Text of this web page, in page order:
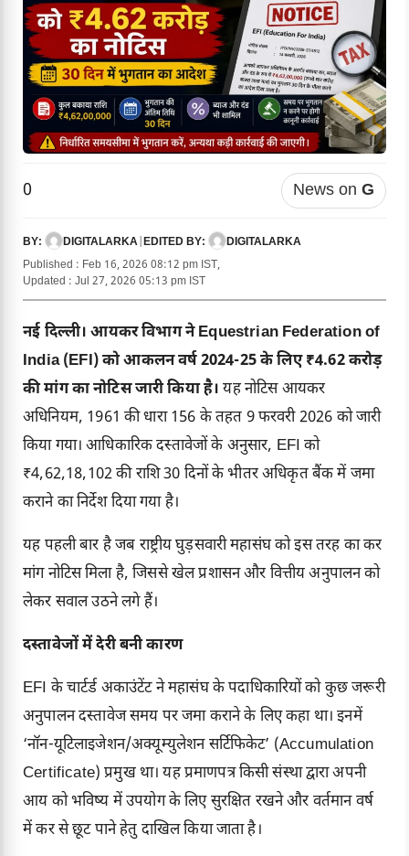
0 News on G
BY: DIGITALARKA EDITED BY:
DIGITALARKA
Published : Feb 16, 2026 08:12 pm IST,
Updated : Jul 27, 2026 05:13 pm IST
नई दिल्ली। आयकर विभाग ने Equestrian Federation of
India (EFI) को आकलन वर्ष 2024-25 के लिए ₹4.62 करोड़
की मांग का नोटिस जारी किया है।यह नोटिस आयकर
अधिनियम, 1961 की धारा 156 के तहत 9 फरवरी 2026 को जारी
किया गया। आधिकारिक दस्तावेजों के अनुसार, EFI को
₹4,62,18,102 की राशि 30 दिनों के भीतर अधिकृत बैंक में जमा
कराने का निर्देश दिया गया है।
यह पहली बार है जब राष्ट्रीय घुड़सवारी महासंघ को इस तरह का कर
मांग नोटिस मिला है, जिससे खेल प्रशासन और वित्तीय अनुपालन को
लेकर सवाल उठने लगे हैं।
दस्तावेजों में देरी बनी कारण
EFI के चार्टर्ड अकाउंटेंट ने महासंघ के पदाधिकारियों को कुछ जरूरी
अनुपालन दस्तावेज समय पर जमा कराने के लिए कहा था। इनमें
‘नॉन-यूटिलाइजेशन/अक्यूम्युलेशन सर्टिफिकेट’ (Accumulation
Certificate) प्रमुख था। यह प्रमाणपत्र किसी संस्था द्वारा अपनी
आय को भविष्य में उपयोग के लिए सुरक्षित रखने और वर्तमान वर्ष
में कर से छूट पाने हेतु दाखिल किया जाता है।